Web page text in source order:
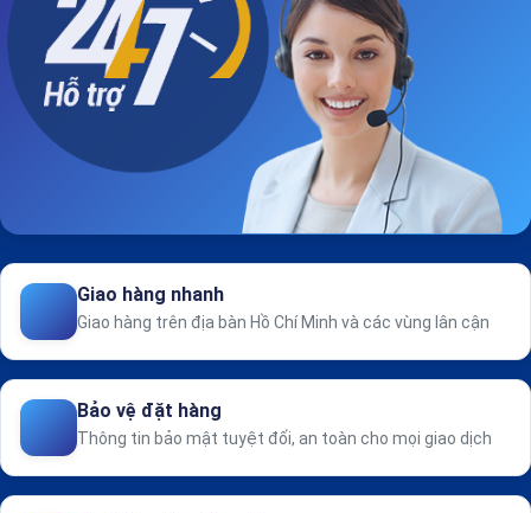
Giao hàng nhanh
Giao hàng trên địa bàn Hồ Chí Minh và các vùng lân cận
Bảo vệ đặt hàng
Thông tin bảo mật tuyệt đối, an toàn cho mọi giao dịch